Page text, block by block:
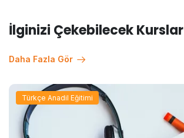
İlginizi Çekebilecek Kurslar
Daha Fazla Gör
Türkçe Anadil Eğitimi